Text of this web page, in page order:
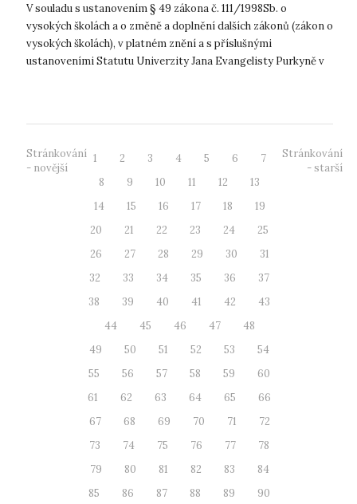
V souladu s ustanovením § 49 zákona č. 111/1998Sb. o
vysokých školách a o změně a doplnění dalších zákonů (zákon o
vysokých školách), v platném znění a s příslušnými
ustanoveními Statutu Univerzity Jana Evangelisty Purkyně v
Stránkování
- novější
1 2 3 4 5 6
7
8
9 10 11 12
13
14
15 16 17 18
19
20
21 22 23 24
25
26
27 28 29 30
31
32
33 34 35 36
37
38
39 40 41 42
43
44
45 46 47
48
49
50 51 52 53
54
55
56 57 58 59
60
61
62 63 64 65
66
67
68 69 70 71
72
73
74 75 76 77
78
79
80 81 82 83
84
85
86 87 88 89
90
Stránkování
- starší